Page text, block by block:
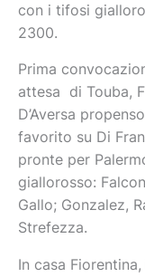
con i tifosi
2300.
Prima
attesa di Touba,
D’Aversa
favorito su Di
pronte per
giallorosso:
Gallo; Gonzalez,
Strefezza.
In casa